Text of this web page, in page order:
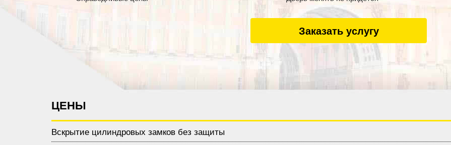
Заказать услугу
ЦЕНЫ
Вскрытие цилиндровых замков без защиты